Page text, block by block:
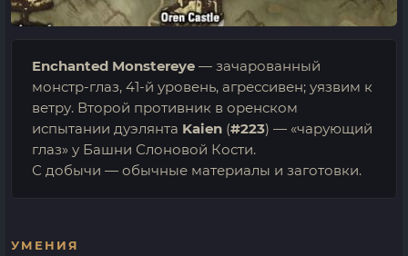
Enchanted Monstereye — зачарованный
монстр-глаз, 41-й уровень, агрессивен; уязвим к
ветру. Второй противник в оренском
испытании дуэлянта Kaien (#223) — «чарующий
глаз» у Башни Слоновой Кости.
С добычи — обычные материалы и заготовки.
УМЕНИЯ